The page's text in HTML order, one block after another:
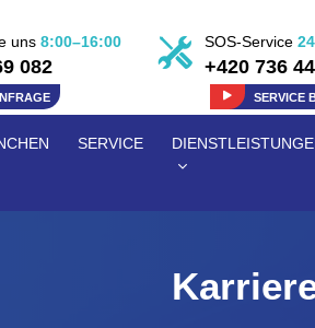
uns 8:00–16:00
082
SOS-Service
+420 736
SERVICE
SERVICE